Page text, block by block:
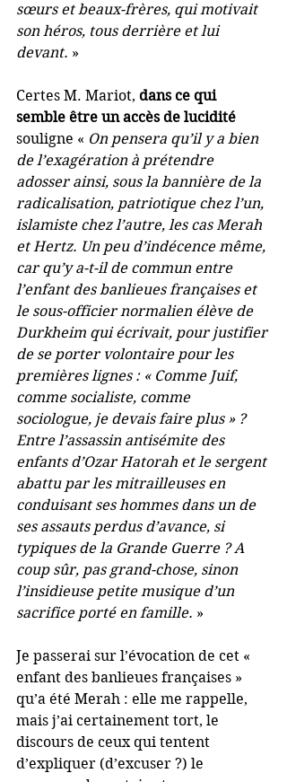
sœurs et beaux-frères, qui motivait
son héros, tous derrière et lui
devant. »
Certes M. Mariot, dans ce qui
semble être un accès de lucidité
souligne « On pensera qu’il y a bien
de l’exagération à prétendre
adosser ainsi, sous la bannière de la
radicalisation, patriotique chez l’un,
islamiste chez l’autre, les cas Merah
et Hertz. Un peu d’indécence même,
car qu’y a-t-il de commun entre
l’enfant des banlieues françaises et
le sous-officier normalien élève de
Durkheim qui écrivait, pour justifier
de se porter volontaire pour les
premières lignes : « Comme Juif,
comme socialiste, comme
sociologue, je devais faire plus » ?
Entre l’assassin antisémite des
enfants d’Ozar Hatorah et le sergent
abattu par les mitrailleuses en
conduisant ses hommes dans un de
ses assauts perdus d’avance, si
typiques de la Grande Guerre ? A
coup sûr, pas grand-chose, sinon
l’insidieuse petite musique d’un
sacrifice porté en famille. »
Je passerai sur l’évocation de cet «
enfant des banlieues françaises »
qu’a été Merah : elle me rappelle,
mais j’ai certainement tort, le
discours de ceux qui tentent
d’expliquer (d’excuser ?) le